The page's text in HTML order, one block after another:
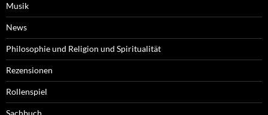
Musik
News
Philosophie und Religion und Spiritualität
Rezensionen
Rollenspiel